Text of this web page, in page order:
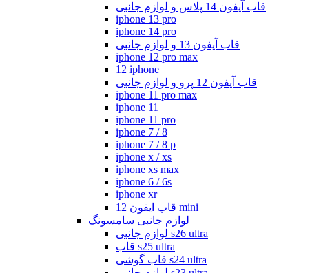
قاب آیفون 14 پلاس و لوازم جانبی
iphone 13 pro
iphone 14 pro
قاب آیفون 13 و لوازم جانبی
iphone 12 pro max
12 iphone
قاب آیفون 12 پرو و لوازم جانبی
iphone 11 pro max
iphone 11
iphone 11 pro
iphone 7 / 8
iphone 7 / 8 p
iphone x / xs
iphone xs max
iphone 6 / 6s
iphone xr
قاب ایفون 12 mini
لوازم جانبی سامسونگ
لوازم جانبی s26 ultra
قاب s25 ultra
قاب گوشی s24 ultra